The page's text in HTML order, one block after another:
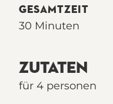
GESAMTZEIT
30 Minuten
ZUTATEN
für 4 personen